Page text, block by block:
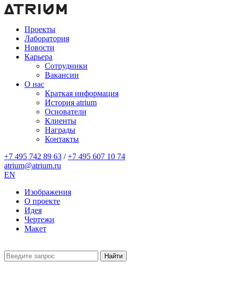
Проекты
Лаборатория
Новости
Карьера
Сотрудники
Вакансии
О нас
Краткая информация
История atrium
Основатели
Клиенты
Награды
Контакты
+7 495 742 89 63 / +7 495 607 10 74
atrium@atrium.ru
EN
Изображения
О проекте
Идея
Чертежи
Макет
Найти